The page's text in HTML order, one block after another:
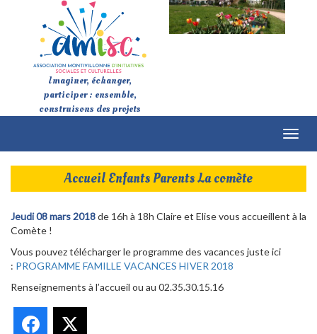
Imaginer, échanger,
participer : ensemble,
construisons des projets
Accueil Enfants Parents La comète
Jeudi 08 mars 2018de 16h à 18h Claire et Elise vous accueillent à la
Comète !
Vous pouvez télécharger le programme des vacances juste ici
: PROGRAMME FAMILLE VACANCES HIVER 2018
Renseignements à l’accueil ou au 02.35.30.15.16
Facebook